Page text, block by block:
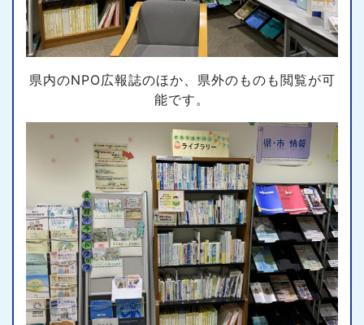
県内のNPO広報誌のほか、県外のものも閲覧が可
能です。